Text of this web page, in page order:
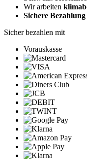
Wir arbeiten
Sichere Bezahlung
Sicher bezahlen mit
Vorauskasse